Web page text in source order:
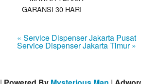
« Service Dispenser Jakarta Pusat
Service Dispenser Jakarta Timur »